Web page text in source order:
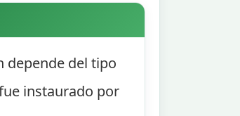
depende del tipo
instaurado por